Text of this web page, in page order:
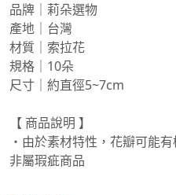
品牌｜莉朵選物
產地｜台灣
材質｜索拉花
規格｜10朵
尺寸｜約直徑5~7cm
【 商品說明 】
・由於素材特性，花瓣可能
非屬瑕疵商品